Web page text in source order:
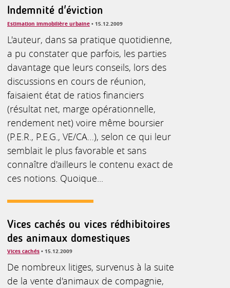
Indemnité d'éviction
Estimation immobilière urbaine • 15.12.2009
L'auteur, dans sa pratique quotidienne,
a pu constater que parfois, les parties
davantage que leurs conseils, lors des
discussions en cours de réunion,
faisaient état de ratios financiers
(résultat net, marge opérationnelle,
rendement net) voire même boursier
(P.E.R., P.E.G., VE/CA…), selon ce qui leur
semblait le plus favorable et sans
connaître d'ailleurs le contenu exact de
ces notions. Quoique...
Vices cachés ou vices rédhibitoires
des animaux domestiques
Vices cachés • 15.12.2009
De nombreux litiges, survenus à la suite
de la vente d'animaux de compagnie,